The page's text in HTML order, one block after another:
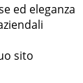
ed eleganza
sito